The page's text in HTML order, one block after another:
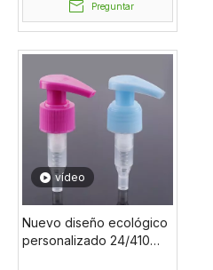
ketchup de calidad
alimentaria
Preguntar
vídeo
Nuevo diseño ecológico
personalizado 24/410